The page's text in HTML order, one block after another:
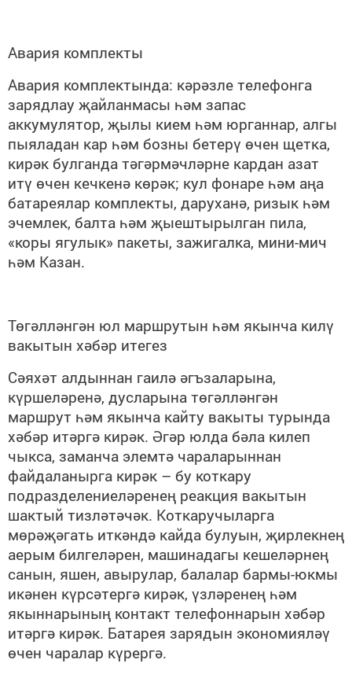
Авария комплекты
Авария комплектында: кәрәзле телефонга
зарядлау җайланмасы һәм запас
аккумулятор, җылы кием һәм юрганнар, алгы
пыяладан кар һәм бозны бетерү өчен щетка,
кирәк булганда тәгәрмәчләрне кардан азат
итү өчен кечкенә көрәк; кул фонаре һәм аңа
батареялар комплекты, даруханә, ризык һәм
эчемлек, балта һәм җыештырылган пила,
«коры ягулык» пакеты, зажигалка, мини-мич
һәм Казан.
Төгәлләнгән юл маршрутын һәм якынча килү
вакытын хәбәр итегез
Сәяхәт алдыннан гаилә әгъзаларына,
күршеләренә, дусларына төгәлләнгән
маршрут һәм якынча кайту вакыты турында
хәбәр итәргә кирәк. Әгәр юлда бәла килеп
чыкса, заманча элемтә чараларыннан
файдаланырга кирәк – бу коткару
подразделениеләренең реакция вакытын
шактый тизләтәчәк. Коткаручыларга
мөрәҗәгать иткәндә кайда булуын, җирлекнең
аерым билгеләрен, машинадагы кешеләрнең
санын, яшен, авырулар, балалар бармы-юкмы
икәнен күрсәтергә кирәк, үзләренең һәм
якыннарының контакт телефоннарын хәбәр
итәргә кирәк. Батарея зарядын экономияләү
өчен чаралар күрергә.